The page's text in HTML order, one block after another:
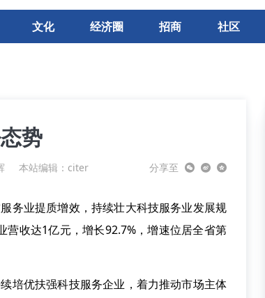
文化 经济圈 招商 社区
势
本站编辑：citer 分享至
务业提质增效，持续壮大科技服务业发展规
收达1亿元，增长92.7%，增速位居全省第
培优扶强科技服务企业，着力推动市场主体